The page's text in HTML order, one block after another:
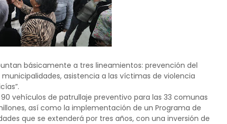
básicamente a tres lineamientos: prevención del
asistencia a las víctimas de violencia
vehículos de patrullaje preventivo para las 33 comunas
así como la implementación de un Programa de
que se extenderá por tres años, con una inversión de